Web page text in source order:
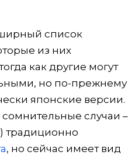
список
из них
как другие могут
но по-прежнему
японские версии.
случаи –
традиционно
, но сейчас имеет вид